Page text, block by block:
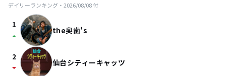
デイリーランキング・ 2026/08/08付
1
arrow_drop_up the奥歯's
2
arrow_drop_down 仙台シティーキャッツ